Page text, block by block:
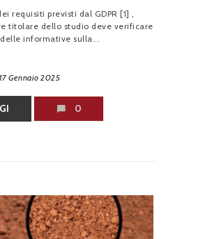
requisiti previsti dal GDPR [1] ,
titolare dello studio deve verificare
informative sulla...
17 Gennaio 2025
0